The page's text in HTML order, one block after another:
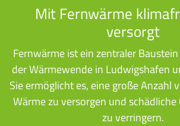
Mit Fernwärme
versorgt
Fernwärme ist ein zentraler
der Wärmewende in Ludwigshafen
Sie ermöglicht es, eine große Anzahl
Wärme zu versorgen und schädliche
zu verringern.